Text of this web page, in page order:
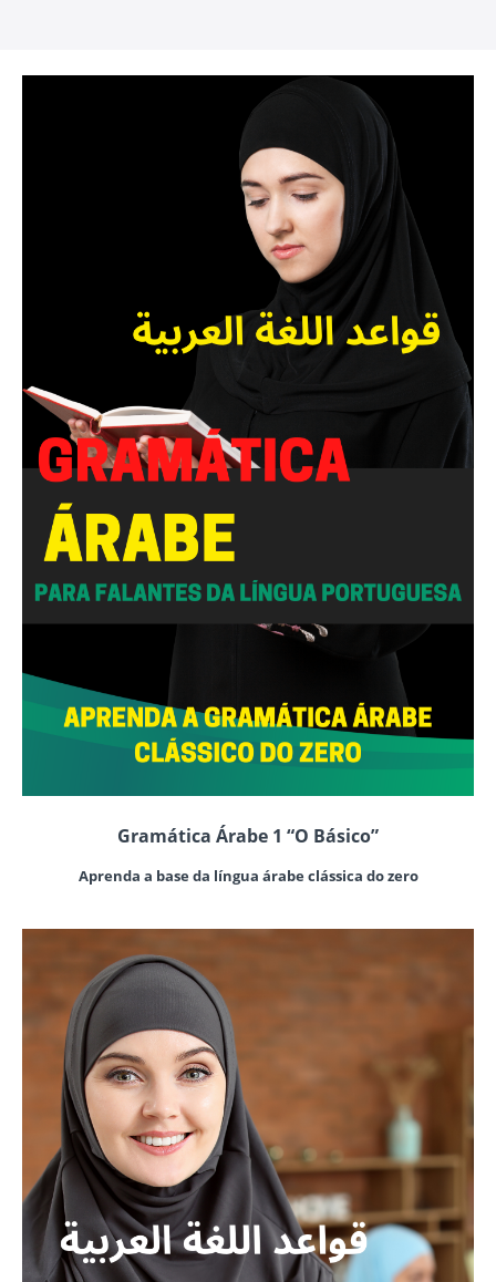
Gramática Árabe 1 “O Básico”
Aprenda a base da língua árabe clássica do zero